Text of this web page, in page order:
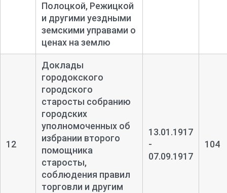
Полоцкой, Режицкой
и другими уездными
земскими управами о
ценах на землю
12
Доклады
городокского
городского
старосты собранию
городских
уполномоченных об
избрании второго
помощника
старосты,
соблюдения правил
торговли и другим
13.01.1917
-
07.09.1917
104